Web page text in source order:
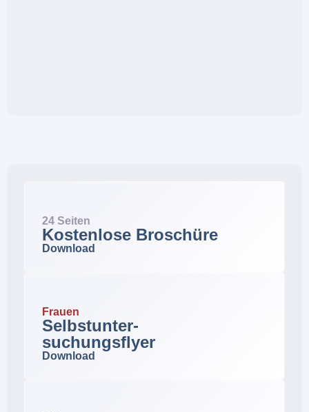
24 Seiten
Kostenlose Broschüre
Download
Frauen
Selbstunter-
suchungsflyer
Download